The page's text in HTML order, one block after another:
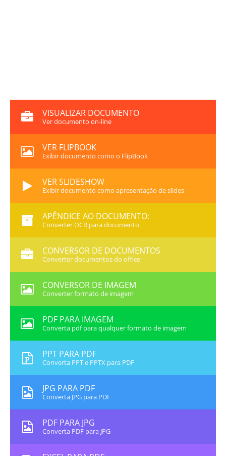
VISUALIZAR DOCUMENTO
Ver documento on-line
VER FLIPBOOK
Exibir documento como o FlipBook
VER SLIDESHOW
Exibir documento como apresentação de slides
APÊNDICE AO DOCUMENTO:
Converter OCR para documento
CONVERSOR DE DOCUMENTOS
Converter documentos do office
CONVERSOR DE IMAGEM
Converter formato de imagem
PDF PARA IMAGEM
Converta pdf para qualquer formato de imagem
PPT PARA PDF
Converta PPT e PPTX para PDF
JPG PARA PDF
Converta JPG para PDF
PDF PARA JPG
Converta PDF para JPG